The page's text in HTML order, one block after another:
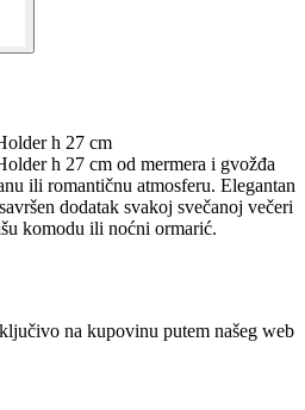
h 27 cm
h 27 cm od mermera i gvožđa
ili romantičnu atmosferu. Elegantan
dodatak svakoj svečanoj večeri
komodu ili noćni ormarić.
na kupovinu putem našeg web